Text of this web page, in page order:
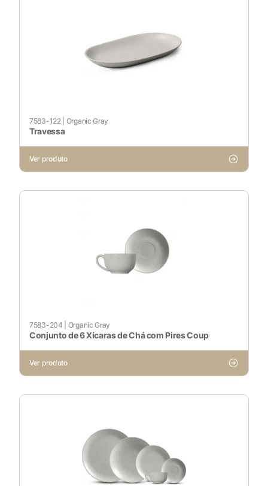
Pesquisar
7583-122| Organic Gray
Travessa
Ver produto
7583-204 Organic Gray
Conjunto de 6 Xícaras de Chá com Pires Coup
Ver produto
X
Cookies Não Necessários